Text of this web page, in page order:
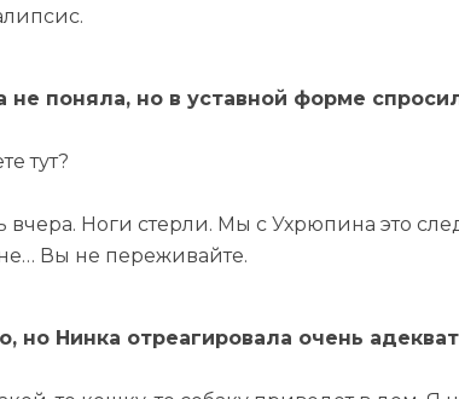
не поняла, но в уставной форме
тут?
Ноги стерли. Мы с Ухрюпина это
Вы не переживайте.
но Нинка отреагировала очень